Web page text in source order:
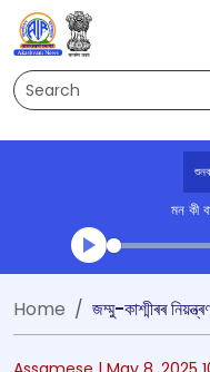
Search
মন কী
Home